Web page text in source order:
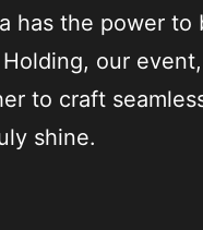
has the power to
our
to craft
shine.